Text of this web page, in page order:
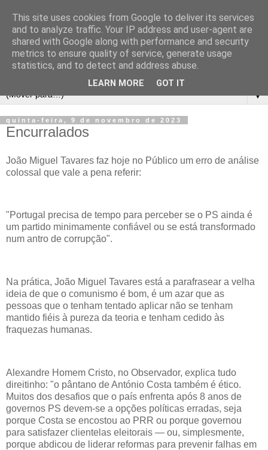
▼
quinta-feira, 9 de novembro de 2023
Encurralados
João Miguel Tavares faz hoje no Público um erro de análise
colossal que vale a pena referir:
"Portugal precisa de tempo para perceber se o PS ainda é
um partido minimamente confiável ou se está transformado
num antro de corrupção".
Na prática, João Miguel Tavares está a parafrasear a velha
ideia de que o comunismo é bom, é um azar que as
pessoas que o tenham tentado aplicar não se tenham
mantido fiéis à pureza da teoria e tenham cedido às
fraquezas humanas.
Alexandre Homem Cristo, no Observador, explica tudo
direitinho: "o pântano de António Costa também é ético.
Muitos dos desafios que o país enfrenta após 8 anos de
governos PS devem-se a opções políticas erradas, seja
porque Costa se encostou ao PRR ou porque governou
para satisfazer clientelas eleitorais — ou, simplesmente,
porque abdicou de liderar reformas para prevenir falhas em
This site uses cookies from Google to deliver its services
and to analyze traffic. Your IP address and user-agent are
shared with Google along with performance and security
metrics to ensure quality of service, generate usage
statistics, and to detect and address abuse.
LEARN MORE GOT IT